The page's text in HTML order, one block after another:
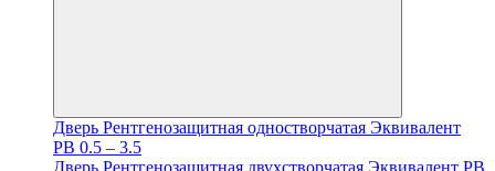
Дверь Рентгенозащитная одностворчатая Эквивалент
PB 0.5 – 3.5